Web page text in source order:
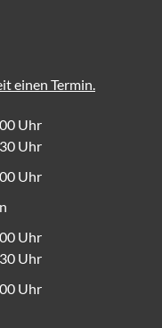
einen Termin.
Uhr
Uhr
Uhr
Uhr
Uhr
Uhr